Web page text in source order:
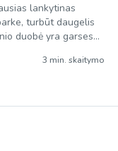
lankytinas
turbūt daugelis
duobė yra garsesnė
kadangi ji įtraukta į
Nors prie pat
3 min. skaitymo